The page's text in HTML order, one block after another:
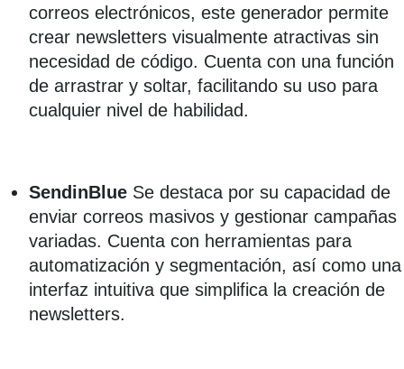
correos electrónicos, este generador permite
crear newsletters visualmente atractivas sin
necesidad de código. Cuenta con una función
de arrastrar y soltar, facilitando su uso para
cualquier nivel de habilidad.
SendinBlue Se destaca por su capacidad de
enviar correos masivos y gestionar campañas
variadas. Cuenta con herramientas para
automatización y segmentación, así como una
interfaz intuitiva que simplifica la creación de
newsletters.